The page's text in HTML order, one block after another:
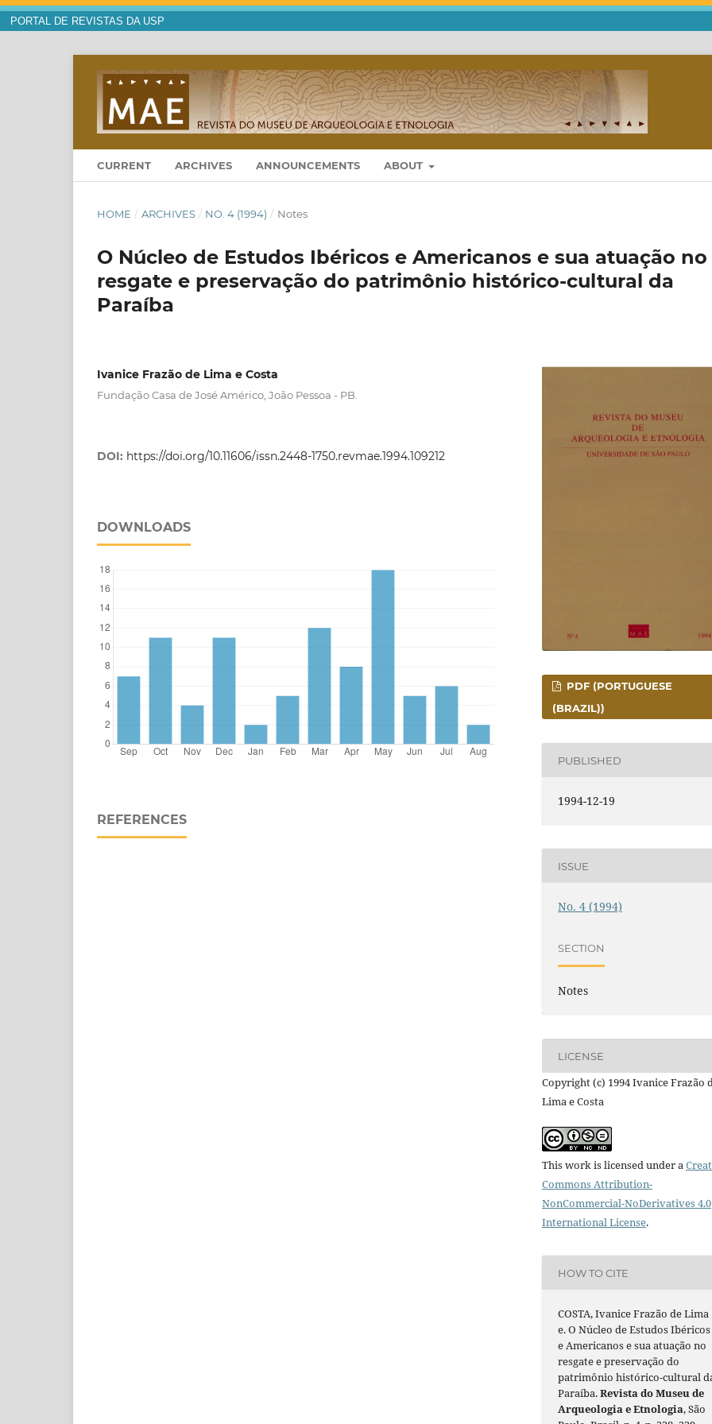
PORTAL DE REVISTAS DA USP
CURRENT ARCHIVES ANNOUNCEMENTS ABOUT
HOME / ARCHIVES / NO. 4 (1994) / Notes
O Núcleo de Estudos Ibéricos e Americanos e sua atuação no
resgate e preservação do patrimônio histórico-cultural da
Paraíba
Ivanice Frazão de Lima e Costa
Fundação Casa de José Américo, João Pessoa - PB.
DOI: https://doi.org/10.11606/issn.2448-1750.revmae.1994.109212
DOWNLOADS
REFERENCES
PDF (PORTUGUESE
(BRAZIL))
PUBLISHED
1994-12-19
ISSUE
No. 4 (1994)
SECTION
Notes
LICENSE
Copyright (c) 1994 Ivanice Frazão
Lima e Costa
This work is licensed under a
Commons Attribution-
NonCommercial-NoDerivatives 4.0
International License.
HOW TO CITE
COSTA, Ivanice Frazão de Lima
e. O Núcleo de Estudos Ibéricos
e Americanos e sua atuação no
resgate e preservação do
patrimônio histórico-cultural
Paraíba.Revista do Museu de
Arqueologia e Etnologia, São